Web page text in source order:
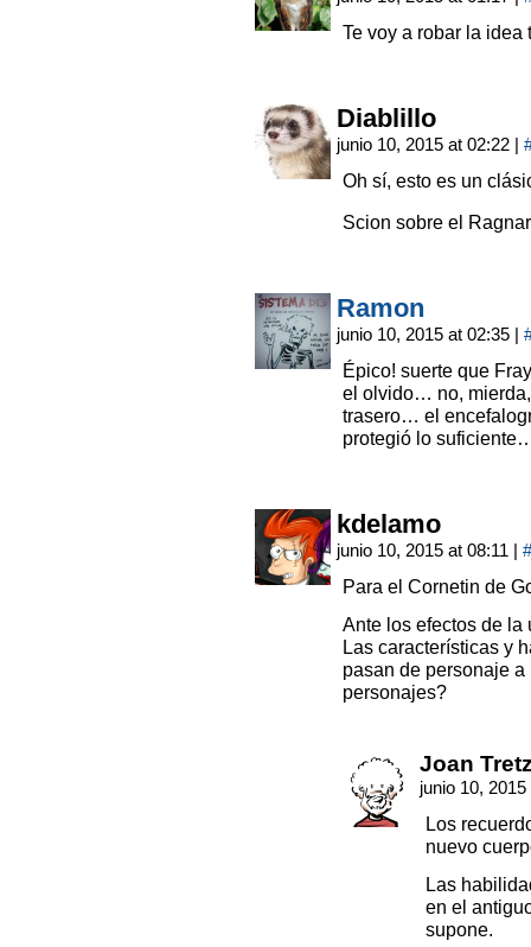
Te voy a robar la
Diablillo
junio 10, 2015 at 02:22 |
Oh sí, esto es un
Scion sobre el
Ramon
junio 10, 2015 at 02:35 |
Épico! suerte que
el olvido… no,
trasero… el
protegió lo
kdelamo
junio 10, 2015 at 08:11 | #
Para el Cornetin de
Ante los efectos de la
Las características y
pasan de personaje
personajes?
Joan
junio 10,
Los
nuevo
Las
en el
supone.